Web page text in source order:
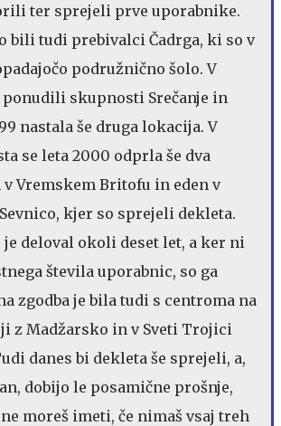
ter sprejeli prve uporabnike.
bili tudi prebivalci Čadrga, ki so v
podružnično šolo. V
ponudili skupnosti Srečanje in
nastala še druga lokacija. V
se leta 2000 odprla še dva
v Vremskem Britofu in eden v
kjer so sprejeli dekleta.
je deloval okoli deset let, a ker ni
števila uporabnic, so ga
zgodba je bila tudi s centroma na
z Madžarsko in v Sveti Trojici
danes bi dekleta še sprejeli, a,
dobijo le posamične prošnje,
moreš imeti, če nimaš vsaj treh